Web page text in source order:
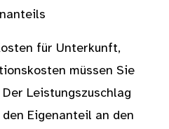
für Unterkunft,
müssen Sie
Leistungszuschlag
Eigenanteil an den